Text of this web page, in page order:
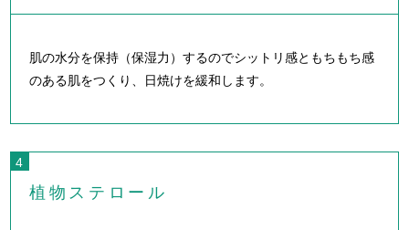
肌の水分を保持（保湿力）するのでシットリ感ともちもち感
のある肌をつくり、日焼けを緩和します。
植物ステロール